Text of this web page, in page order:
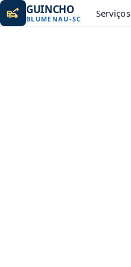
GUINCHO
BLUMENAU-SC Serviços